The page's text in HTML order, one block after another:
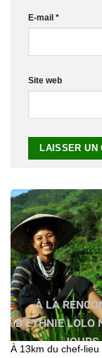
E-mail *
Site web
À LA
D’ETHNIE LOLO
JOURS
À 13km du chef-lieu